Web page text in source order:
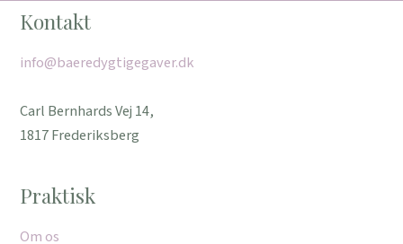
Kontakt
info@baeredygtigegaver.dk
Carl Bernhards Vej 14,
1817 Frederiksberg
Praktisk
Om os